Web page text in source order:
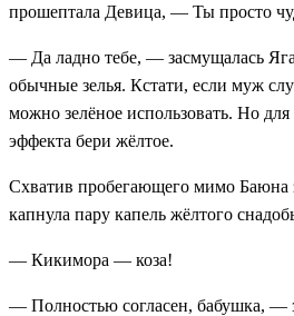
прошептала Девица, — Ты просто
— Да ладно тебе, — засмущалась
обычные зелья. Кстати, если муж
можно зелёное использовать. Но для
эффекта бери жёлтое.
Схватив пробегающего мимо Баюна
капнула пару капель жёлтого
— Кикимора — коза!
— Полностью согласен, бабушка,